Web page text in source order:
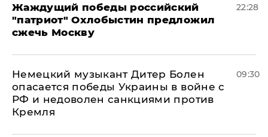
Жаждущий победы российский
"патриот" Охлобыстин предложил
сжечь Москву
22:28
Немецкий музыкант Дитер Болен
опасается победы Украины в войне с
РФ и недоволен санкциями против
Кремля
09:30